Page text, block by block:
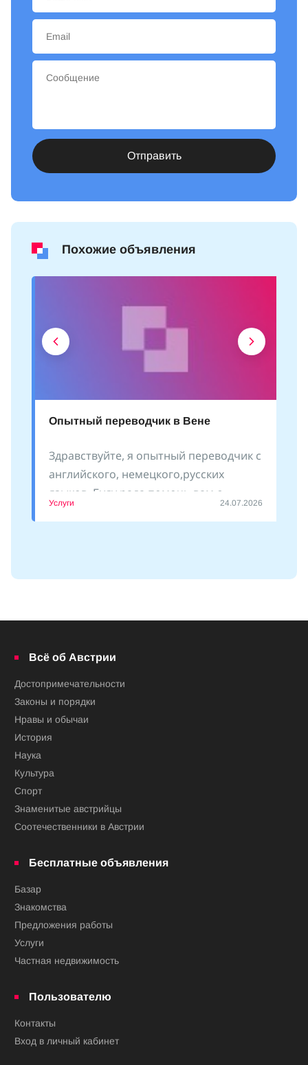
Отправить
Похожие объявления
Опытный переводчик в Вене
Здравствуйте, я опытный переводчик с
английского, немецкого,русских
языков. Буду рада помочь вам с
оформлением документов, сопровожу
Услуги 24.07.2026
Всё об Австрии
Достопримечательности
Законы и порядки
Нравы и обычаи
История
Наука
Культура
Спорт
Знаменитые австрийцы
Соотечественники в Австрии
Бесплатные объявления
Базар
Знакомства
Предложения работы
Услуги
Частная недвижимость
Пользователю
Контакты
Вход в личный кабинет